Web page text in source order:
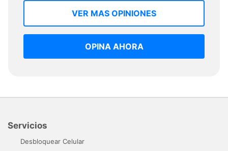
VER MAS OPINIONES
OPINA AHORA
Servicios
Desbloquear Celular